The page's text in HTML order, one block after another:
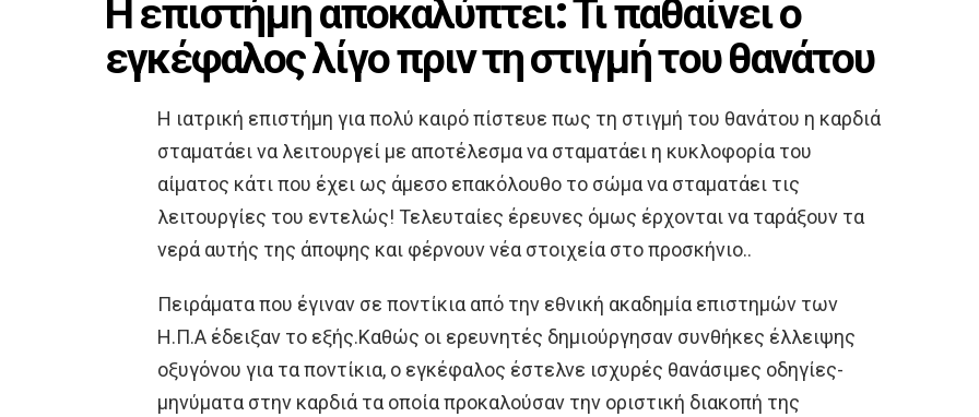
Η επιστήμη αποκαλύπτει: Τι παθαίνει ο
εγκέφαλος λίγο πριν τη στιγμή του θανάτου
Η ιατρική επιστήμη για πολύ καιρό πίστευε πως τη στιγμή του θανάτου η καρδιά
σταματάει να λειτουργεί με αποτέλεσμα να σταματάει η κυκλοφορία του
αίματος κάτι που έχει ως άμεσο επακόλουθο το σώμα να σταματάει τις
λειτουργίες του εντελώς! Τελευταίες έρευνες όμως έρχονται να ταράξουν τα
νερά αυτής της άποψης και φέρνουν νέα στοιχεία στο προσκήνιο..
Πειράματα που έγιναν σε ποντίκια από την εθνική ακαδημία επιστημών των
Η.Π.Α έδειξαν το εξής.Καθώς οι ερευνητές δημιούργησαν συνθήκες έλλειψης
οξυγόνου για τα ποντίκια, ο εγκέφαλος έστελνε ισχυρές θανάσιμες οδηγίες-
μηνύματα στην καρδιά τα οποία προκαλούσαν την οριστική διακοπή της